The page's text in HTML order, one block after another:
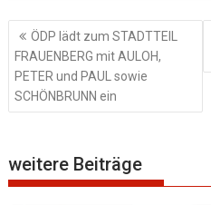
Beitragsnavigation
ÖDP lädt zum STADTTEIL
FRAUENBERG mit AULOH,
PETER und PAUL sowie
SCHÖNBRUNN ein
weitere Beiträge